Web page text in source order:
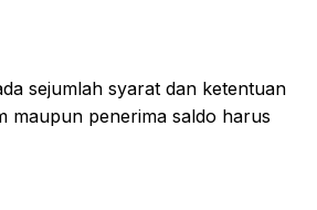
sejumlah syarat dan ketentuan
maupun penerima saldo harus